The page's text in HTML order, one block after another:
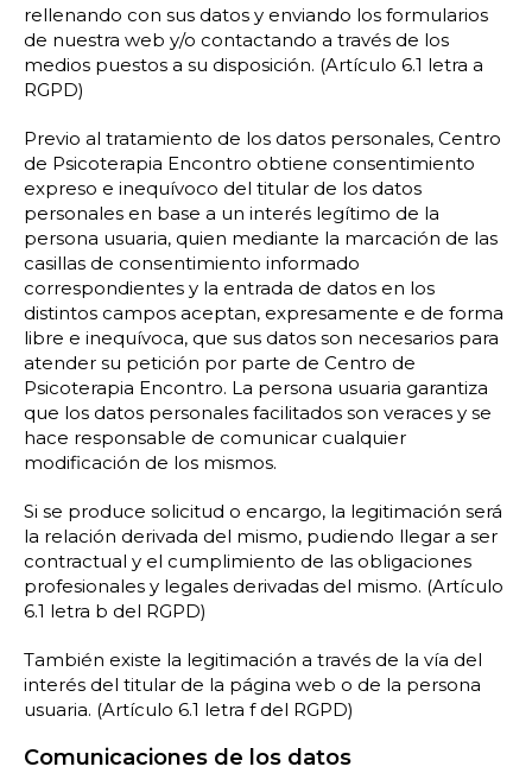
rellenando con sus datos y enviando los formularios
de nuestra web y/o contactando a través de los
medios puestos a su disposición. (Artículo 6.1 letra a
RGPD)
Previo al tratamiento de los datos personales, Centro
de Psicoterapia Encontro obtiene consentimiento
expreso e inequívoco del titular de los datos
personales en base a un interés legítimo de la
persona usuaria, quien mediante la marcación de las
casillas de consentimiento informado
correspondientes y la entrada de datos en los
distintos campos aceptan, expresamente e de forma
libre e inequívoca, que sus datos son necesarios para
atender su petición por parte de Centro de
Psicoterapia Encontro. La persona usuaria garantiza
que los datos personales facilitados son veraces y se
hace responsable de comunicar cualquier
modificación de los mismos.
Si se produce solicitud o encargo, la legitimación será
la relación derivada del mismo, pudiendo llegar a ser
contractual y el cumplimiento de las obligaciones
profesionales y legales derivadas del mismo. (Artículo
6.1 letra b del RGPD)
También existe la legitimación a través de la vía del
interés del titular de la página web o de la persona
usuaria. (Artículo 6.1 letra f del RGPD)
Comunicaciones de los datos